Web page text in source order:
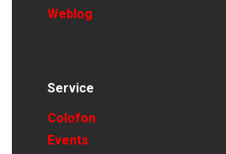
Weblog
Service
Colofon
Events